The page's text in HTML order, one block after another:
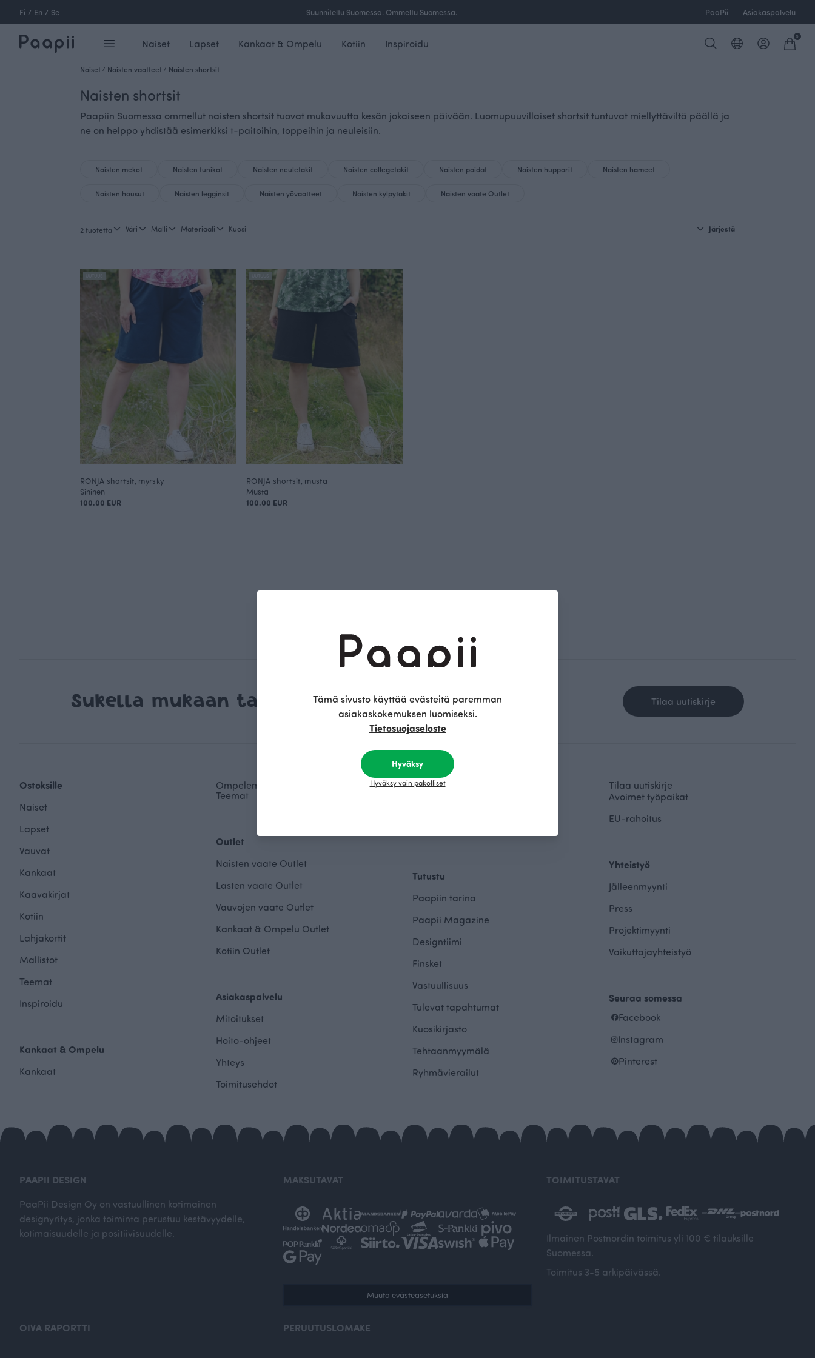
Fi / En / Se Suunniteltu Suomessa. Ommeltu Suomessa. PaaPii Asiakaspalvelu
Naiset Lapset Kankaat & Ompelu Kotiin Inspiroidu
0
Naiset / Naisten vaatteet / Naisten shortsit
Naisten shortsit
Paapiin Suomessa ommellut naisten shortsit tuovat mukavuutta kesän jokaiseen päivään. Luomupuuvillaiset shortsit tuntuvat miellyttäviltä päällä ja
ne on helppo yhdistää esimerkiksi t-paitoihin, toppeihin ja neuleisiin.
Naisten mekot Naisten tunikat Naisten neuletakit Naisten collegetakit Naisten paidat Naisten hupparit Naisten hameet
Naisten housut Naisten legginsit Naisten yövaatteet Naisten kylpytakit Naisten vaate Outlet
2 tuotetta Väri Malli Materiaali Kuosi Järjestä
RONJA shortsit, myrsky
Sininen
100.00 EUR
RONJA shortsit, musta
Musta
100.00 EUR
Sukella mukaan tarinaamme Tilaa uutiskirje
Ostoksille
Naiset
Lapset
Vauvat
Kankaat
Kaavakirjat
Kotiin
Lahjakortit
Mallistot
Teemat
Inspiroidu
Kankaat & Ompelu
Kankaat
Ompeleminen
Teemat
Outlet
Naisten vaate Outlet
Lasten vaate Outlet
Vauvojen vaate Outlet
Kankaat & Ompelu Outlet
Kotiin Outlet
Asiakaspalvelu
Mitoitukset
Hoito-ohjeet
Yhteys
Toimitusehdot
Palautukset ja vaihto
Tutustu
Paapiin tarina
Paapii Magazine
Designtiimi
Finsket
Vastuullisuus
Tulevat tapahtumat
Kuosikirjasto
Tehtaanmyymälä
Ryhmävierailut
Tilaa uutiskirje
Avoimet työpaikat
EU-rahoitus
Yhteistyö
Jälleenmyynti
Press
Projektimyynti
Vaikuttajayhteistyö
Seuraa somessa
Facebook
Instagram
Pinterest
PAAPII DESIGN
PaaPii Design Oy on vastuullinen kotimainen
designyritys, jonka toiminta perustuu kestävyydelle,
kotimaisuudelle ja positiivisuudelle.
MAKSUTAVAT
Muuta evästeasetuksia
TOIMITUSTAVAT
Ilmainen Postnordin toimitus yli 100 € tilauksille
Suomessa.
Toimitus 3-5 arkipäivässä.
OIVA RAPORTTI PERUUTUSLOMAKE
Tämä sivusto käyttää evästeitä paremman
asiakaskokemuksen luomiseksi.
Tietosuojaseloste
Hyväksy
Hyväksy vain pakolliset